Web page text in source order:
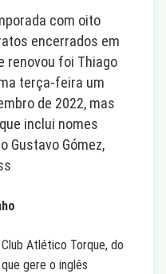
com oito
encerrados em
renovou foi Thiago
terça-feira um
de 2022, mas
inclui nomes
Gustavo Gómez,
Atlético Torque, do
gere o inglês